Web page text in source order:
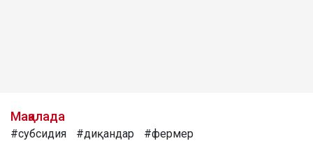
Мақалада
#субсидия #диқандар #фермер